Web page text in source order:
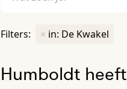
Filters: × in: De Kwakel
Humboldt heeft